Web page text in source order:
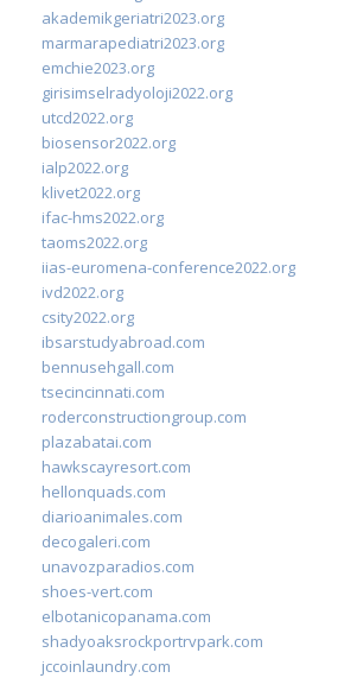
akademikgeriatri2023.org
marmarapediatri2023.org
emchie2023.org
girisimselradyoloji2022.org
utcd2022.org
biosensor2022.org
ialp2022.org
klivet2022.org
ifac-hms2022.org
taoms2022.org
iias-euromena-conference2022.org
ivd2022.org
csity2022.org
ibsarstudyabroad.com
bennusehgall.com
tsecincinnati.com
roderconstructiongroup.com
plazabatai.com
hawkscayresort.com
hellonquads.com
diarioanimales.com
decogaleri.com
unavozparadios.com
shoes-vert.com
elbotanicopanama.com
shadyoaksrockportrvpark.com
jccoinlaundry.com